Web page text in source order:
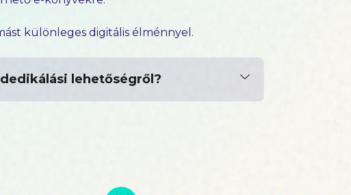
különleges digitális élménnyel.
lehetőségről?